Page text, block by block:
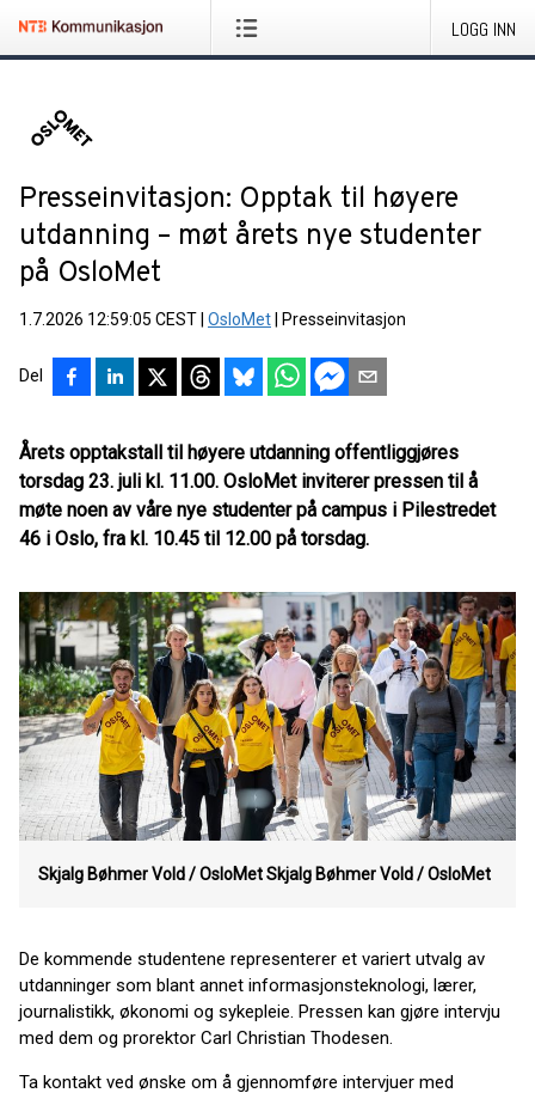
LOGG INN
Presseinvitasjon: Opptak til høyere
utdanning – møt årets nye studenter
på OsloMet
1.7.2026 12:59:05 CEST OsloMet Presseinvitasjon
Del
Årets opptakstall til høyere utdanning offentliggjøres
torsdag 23. juli kl. 11.00. OsloMet inviterer pressen til å
møte noen av våre nye studenter på campus i Pilestredet
46 i Oslo, fra kl. 10.45 til 12.00 på torsdag.
Skjalg Bøhmer Vold / OsloMetSkjalg Bøhmer Vold / OsloMet
De kommende studentene representerer et variert utvalg av
utdanninger som blant annet informasjonsteknologi, lærer,
journalistikk, økonomi og sykepleie. Pressen kan gjøre intervju
med dem og prorektor Carl Christian Thodesen.
Ta kontakt ved ønske om å gjennomføre intervjuer med